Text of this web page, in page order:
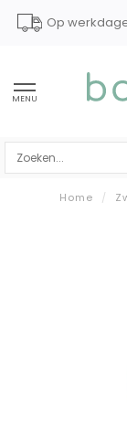
Op
MENU
Home /